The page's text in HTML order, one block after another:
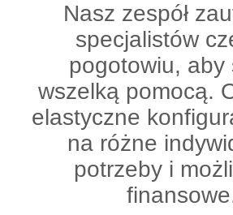
Nasz zespół
specjalistów
pogotowiu, aby
wszelką pomocą.
elastyczne
na różne
potrzeby i